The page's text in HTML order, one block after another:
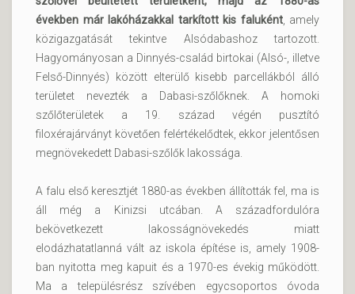
években már lakóházakkal tarkított kis faluként, amely
közigazgatását tekintve Alsódabashoz tartozott.
Hagyományosan a Dinnyés-család birtokai (Alsó-, illetve
Felső-Dinnyés) között elterülő kisebb parcellákból álló
területet nevezték a Dabasi-szőlőknek. A homoki
szőlőterületek a 19. század végén pusztító
filoxérajárványt követően felértékelődtek, ekkor jelentősen
megnövekedett Dabasi-szőlők lakossága.
A falu első keresztjét 1880-as években állították fel, ma is
áll még a Kinizsi utcában. A századfordulóra
bekövetkezett lakosságnövekedés miatt
elodázhatatlanná vált az iskola építése is, amely 1908-
ban nyitotta meg kapuit és a 1970-es évekig működött.
Ma a településrész szívében egycsoportos óvoda